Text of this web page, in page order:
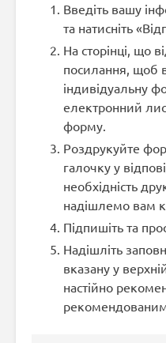
Введіть вашу
та натисніть
На сторінці, що
посилання, щоб
індивідуальну
електронний
форму.
Роздрукуйте
галочку у
необхідність
надішлемо вам
Підпишіть та
Надішліть
вказану у
настійно